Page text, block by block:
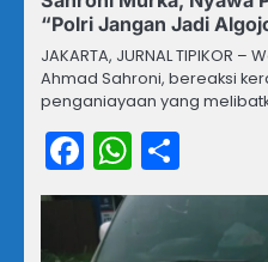
“Polri Jangan Jadi
JAKARTA, JURNAL TIPIKOR –
Ahmad Sahroni, bereaksi
penganiayaan yang
Facebook